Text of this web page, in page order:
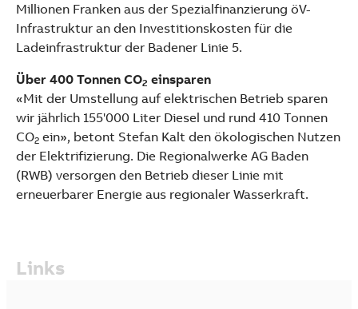
Millionen Franken aus der Spezialfinanzierung öV-
Infrastruktur an den Investitionskosten für die
Ladeinfrastruktur der Badener Linie 5.
Über 400 Tonnen CO2 einsparen
«Mit der Umstellung auf elektrischen Betrieb sparen
wir jährlich 155'000 Liter Diesel und rund 410 Tonnen
CO2 ein», betont Stefan Kalt den ökologischen Nutzen
der Elektrifizierung. Die Regionalwerke AG Baden
(RWB) versorgen den Betrieb dieser Linie mit
erneuerbarer Energie aus regionaler Wasserkraft.
Links